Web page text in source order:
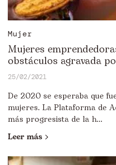
Mujer
Mujeres
obstáculos agravada
25/02/2021
De 2020 se esperaba que
mujeres. La Plataforma de
más progresista de la h...
Leer más